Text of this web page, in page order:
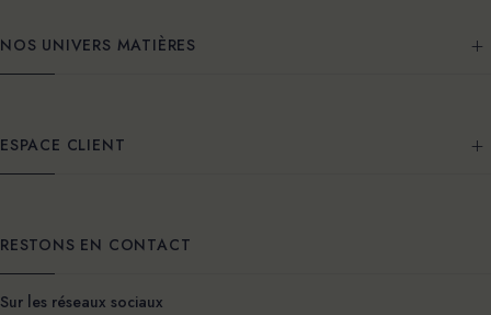
NOS UNIVERS MATIÈRES
ESPACE CLIENT
RESTONS EN CONTACT
Sur les réseaux sociaux